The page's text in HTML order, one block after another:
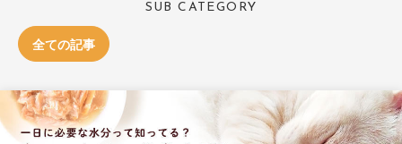
SUB CATEGORY
全ての記事